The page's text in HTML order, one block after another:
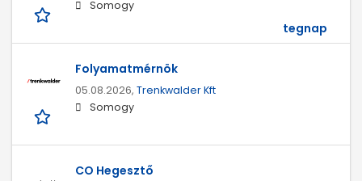
Somogy
tegnap
Folyamatmérnök
05.08.2026, Trenkwalder Kft
Somogy
CO Hegesztő